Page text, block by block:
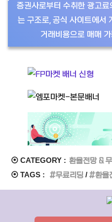
증권사로부터 수취한 광고
는 구조로, 공식 사이트에서
거래비용으로 매매
⦿ CATEGORY : 환율전망 &
⦿ TAGS : 무료리딩 환율